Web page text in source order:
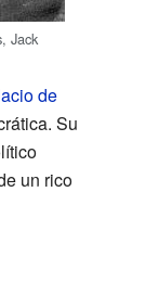
Jack
de
Su
un rico